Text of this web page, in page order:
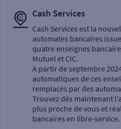
Sélectionnez votre
Un service
Cash Services
Cash Services est la
automates bancaires
quatre enseignes
Mutuel et CIC.
A partir de septembre
automatiques de ces
remplacés par des
Trouvez dès maintenant
plus proche de vous et
bancaires en libre-service.